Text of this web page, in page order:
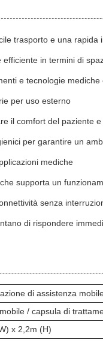
trasporto e una rapida
in termini di
e tecnologie mediche
per uso esterno
il comfort del paziente
per garantire un
mediche
supporta un
senza
di rispondere
di assistenza
/ capsula di
x 2,2m (H)